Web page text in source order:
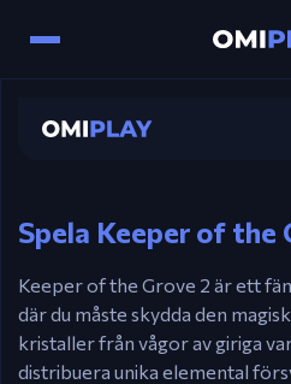
Keeper of
Mus – Placera &
Enter – starta vågen.
Spela Keeper of the
Keeper of the Grove 2 är ett
där du måste skydda den
kristaller från vågor av giriga
distribuera unika elemental